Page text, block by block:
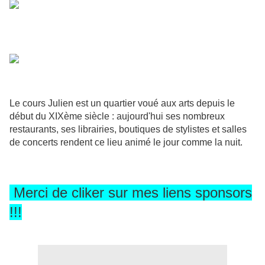
Le cours Julien est un quartier voué aux arts depuis le
début du XIXème siècle : aujourd'hui ses nombreux
restaurants, ses librairies, boutiques de stylistes et salles
de concerts rendent ce lieu animé le jour comme la nuit.
Merci de cliker sur mes liens sponsors
!!!